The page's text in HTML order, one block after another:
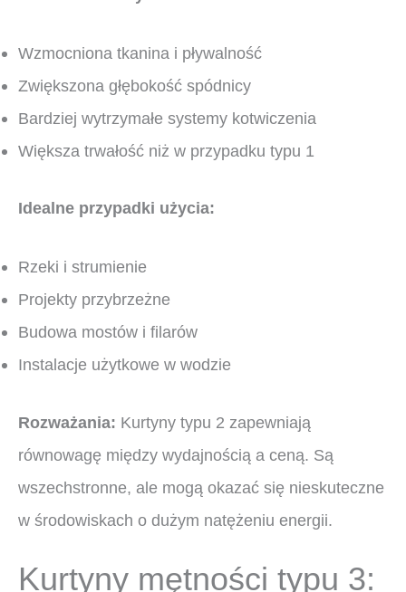
Wzmocniona tkanina i pływalność
Zwiększona głębokość spódnicy
Bardziej wytrzymałe systemy kotwiczenia
Większa trwałość niż w przypadku typu 1
Idealne przypadki użycia:
Rzeki i strumienie
Projekty przybrzeżne
Budowa mostów i filarów
Instalacje użytkowe w wodzie
Rozważania: Kurtyny typu 2 zapewniają
równowagę między wydajnością a ceną. Są
wszechstronne, ale mogą okazać się nieskuteczne
w środowiskach o dużym natężeniu energii.
Kurtyny mętności typu 3: